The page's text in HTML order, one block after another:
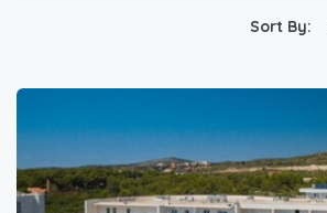
Sort By: